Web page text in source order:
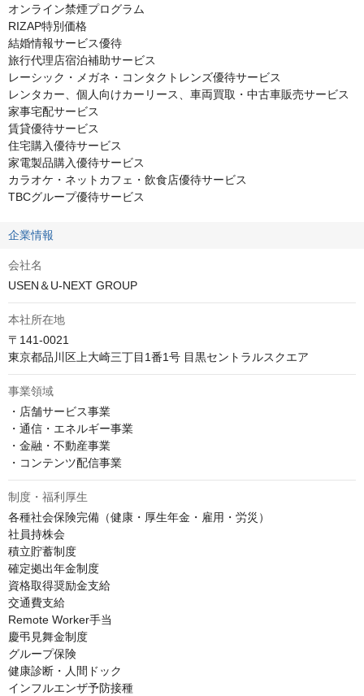
オンライン禁煙プログラム
RIZAP特別価格
結婚情報サービス優待
旅行代理店宿泊補助サービス
レーシック・メガネ・コンタクトレンズ優待サービス
レンタカー、個人向けカーリース、車両買取・中古車販売サービス
家事宅配サービス
賃貸優待サービス
住宅購入優待サービス
家電製品購入優待サービス
カラオケ・ネットカフェ・飲食店優待サービス
TBCグループ優待サービス
企業情報
会社名
USEN＆U-NEXT GROUP
本社所在地
〒141-0021
東京都品川区上大崎三丁目1番1号 目黒セントラルスクエア
事業領域
・店舗サービス事業
・通信・エネルギー事業
・金融・不動産事業
・コンテンツ配信事業
制度・福利厚生
各種社会保険完備（健康・厚生年金・雇用・労災）
社員持株会
積立貯蓄制度
確定拠出年金制度
資格取得奨励金支給
交通費支給
Remote Worker手当
慶弔見舞金制度
グループ保険
健康診断・人間ドック
インフルエンザ予防接種